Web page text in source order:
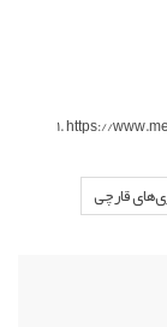
https://
قارچی